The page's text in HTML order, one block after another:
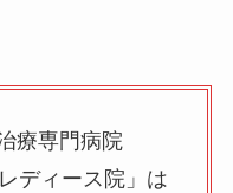
療専門病院
ディース院」は